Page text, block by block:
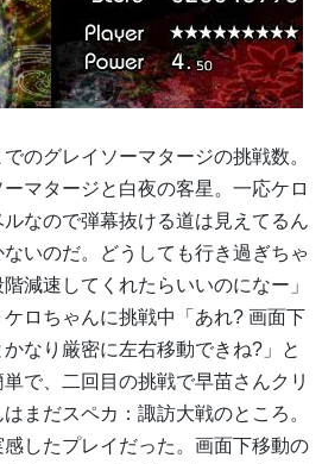
のグレイソーマタージの挑戦数。
マタージと白夜の客星。一応ケロ
なので弾幕抜ける道は見えてるん
いのだ。どうしても行き過ぎちゃ
減速してくれたらいいのになー」
ロちゃんに挑戦中「あれ? 画面下
なり厳密に左右移動できね?」と
で、二回目の挑戦で早苗さんクリ
まだスペカ：諏訪大戦のところ。
したプレイだった。画面下移動の